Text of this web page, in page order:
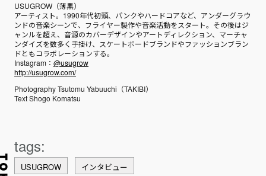
USUGROW（薄黒）
アーティスト。1990年代初頭、パンクやハードコアなど、アンダーグラウ
ンドの音楽シーンで、フライヤー製作や音楽活動をスタート。その後はジ
ャンルを超え、音源のカバーデザインやアートディレクション、マーチャ
ンダイズを数多く手掛け、スケートボードブランドやファッションブラン
ドともコラボレーションする。
Instagram： @usugrow
http://usugrow.com/
Photography Tsutomu Yabuuchi（TAKIBI）
Text Shogo Komatsu
USUGROW インタビュー